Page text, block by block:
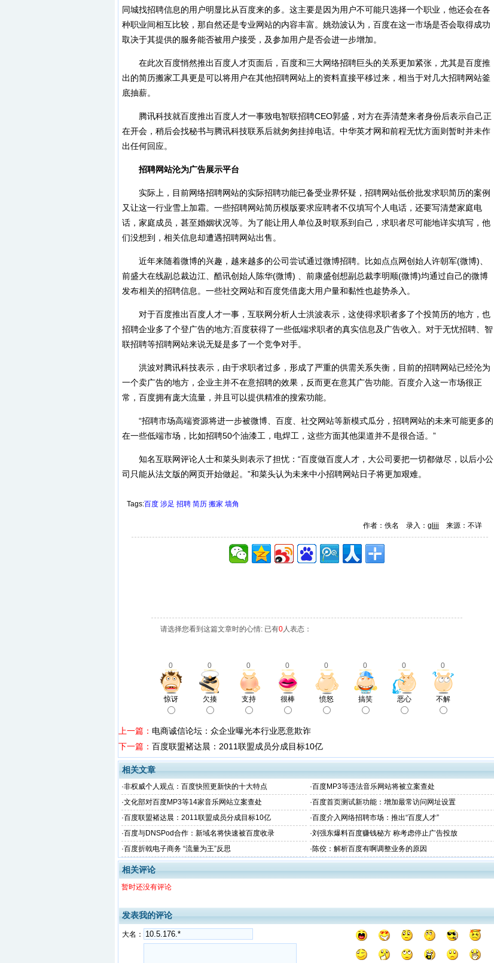
同城找招聘信息的用户明显比从百度来的多。这主要是因为用户不可能只选择一个职业，他还会在各
种职业间相互比较，那自然还是专业网站的内容丰富。姚劲波认为，百度在这一市场是否会取得成功
取决于其提供的服务能否被用户接受，及参加用户是否会进一步增加。
在此次百度悄然推出百度人才页面后，百度和三大网络招聘巨头的关系更加紧张，尤其是百度推
出的简历搬家工具更是可以将用户在其他招聘网站上的资料直接平移过来，相当于对几大招聘网站釜
底抽薪。
腾讯科技就百度推出百度人才一事致电智联招聘CEO郭盛，对方在弄清楚来者身份后表示自己正
在开会，稍后会找秘书与腾讯科技联系后就匆匆挂掉电话。中华英才网和前程无忧方面则暂时并未作
出任何回应。
招聘网站沦为广告展示平台
实际上，目前网络招聘网站的实际招聘功能已备受业界怀疑，招聘网站低价批发求职简历的案例
又让这一行业雪上加霜。一些招聘网站简历模版要求应聘者不仅填写个人电话，还要写清楚家庭电
话，家庭成员，甚至婚姻状况等。为了能让用人单位及时联系到自己，求职者尽可能地详实填写，他
们没想到，相关信息却遭遇招聘网站出售。
近年来随着微博的兴趣，越来越多的公司尝试通过微博招聘。比如点点网创始人许朝军(微博)、
前盛大在线副总裁边江、酷讯创始人陈华(微博) 、前康盛创想副总裁李明顺(微博)均通过自己的微博
发布相关的招聘信息。一些社交网站和百度凭借庞大用户量和黏性也趁势杀入。
对于百度推出百度人才一事，互联网分析人士洪波表示，这使得求职者多了个投简历的地方，也
招聘企业多了个登广告的地方;百度获得了一些低端求职者的真实信息及广告收入。对于无忧招聘、智
联招聘等招聘网站来说无疑是多了一个竞争对手。
洪波对腾讯科技表示，由于求职者过多，形成了严重的供需关系失衡，目前的招聘网站已经沦为
一个卖广告的地方，企业主并不在意招聘的效果，反而更在意其广告功能。百度介入这一市场很正
常，百度拥有庞大流量，并且可以提供精准的搜索功能。
“招聘市场高端资源将进一步被微博、百度、社交网站等新模式瓜分，招聘网站的未来可能更多的
在一些低端市场，比如招聘50个油漆工，电焊工，这些方面其他渠道并不是很合适。”
知名互联网评论人士和菜头则表示了担忧：“百度做百度人才，大公司要把一切都做尽，以后小公
司只能从法文版的网页开始做起。”和菜头认为未来中小招聘网站日子将更加艰难。
Tags:百度 涉足 招聘 简历 搬家 墙角
作者：佚名 录入： gliii 来源：不详
请选择您看到这篇文章时的心情: 已有0人表态：
0 0 0 0 0 0 0 0
惊讶 欠揍 支持 很棒 愤怒 搞笑 恶心 不解
上一篇： 电商诚信论坛：众企业曝光本行业恶意欺诈
下一篇： 百度联盟褚达晨：2011联盟成员分成目标10亿
相关文章
·非权威个人观点：百度快照更新快的十大特点 ·百度MP3等违法音乐网站将被立案查处
·文化部对百度MP3等14家音乐网站立案查处 ·百度首页测试新功能：增加最常访问网址设置
·百度联盟褚达晨：2011联盟成员分成目标10亿 ·百度介入网络招聘市场：推出“百度人才”
·百度与DNSPod合作：新域名将快速被百度收录 ·刘强东爆料百度赚钱秘方 称考虑停止广告投放
·百度折戟电子商务 “流量为王”反思 ·陈佼：解析百度有啊调整业务的原因
相关评论
暂时还没有评论
发表我的评论
大名：